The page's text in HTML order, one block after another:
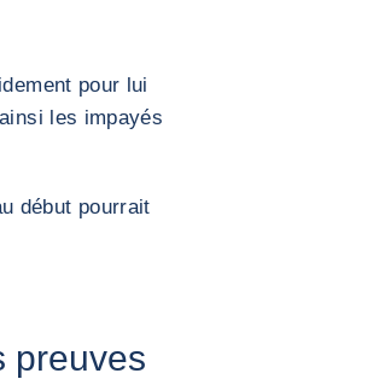
pour lui
les impayés
début pourrait
preuves